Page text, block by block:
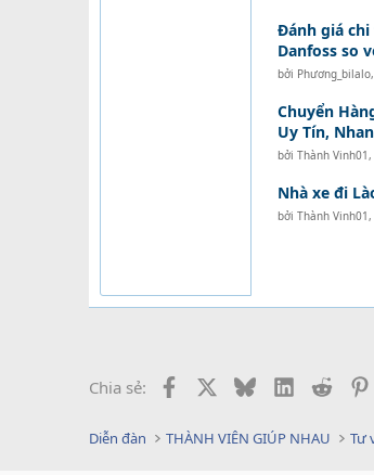
Đánh giá
Danfoss so
bởi Phương_bilalo,
Chuyển
Uy Tín,
bởi Thành Vinh01,
Nhà xe đi
bởi Thành Vinh01,
Chia sẻ: Facebook BlueskyLinkedIn
Reddit
Diễn đàn THÀNH VIÊN GIÚP NHAU Tư